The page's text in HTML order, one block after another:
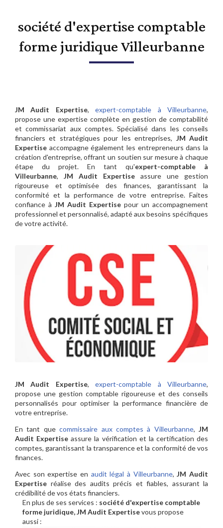
société d'expertise comptable
forme juridique Villeurbanne
JM Audit Expertise,expert-comptable à Villeurbanne,
propose une expertise complète en gestion de comptabilité
et commissariat aux comptes. Spécialisé dans les conseils
financiers et stratégiques pour les entreprises, JM Audit
Expertise accompagne également les entrepreneurs dans la
création d'entreprise, offrant un soutien sur mesure à chaque
étape du projet. En tant qu'expert-comptable à
Villeurbanne, JM Audit Expertise assure une gestion
rigoureuse et optimisée des finances, garantissant la
conformité et la performance de votre entreprise. Faites
confiance à JM Audit Expertise pour un accompagnement
professionnel et personnalisé, adapté aux besoins spécifiques
de votre activité.
JM Audit Expertise,expert-comptable à Villeurbanne,
propose une gestion comptable rigoureuse et des conseils
personnalisés pour optimiser la performance financière de
votre entreprise.
En tant quecommissaire aux comptes à Villeurbanne, JM
Audit Expertise assure la vérification et la certification des
comptes, garantissant la transparence et la conformité de vos
finances.
Avec son expertise en audit légal à Villeurbanne,JM Audit
Expertise réalise des audits précis et fiables, assurant la
crédibilité de vos états financiers.
En plus de ses services : société d'expertise comptable
forme juridique, JM Audit Expertisevous propose
aussi :